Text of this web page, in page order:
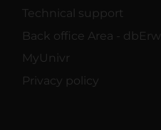
Technical support
Back office Area - dbErw
MyUnivr
Privacy policy